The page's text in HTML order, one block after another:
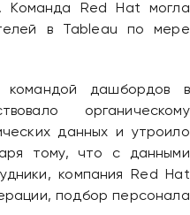
Команда Red Hat могла
в Tableau по мере
командой дашбордов в
органическому
данных и утроило
тому, что с данными
компания Red Hat
подбор персонала